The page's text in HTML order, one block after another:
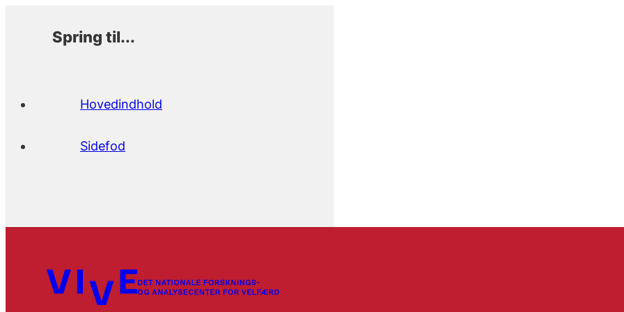
Spring til...
Hovedindhold
Sidefod